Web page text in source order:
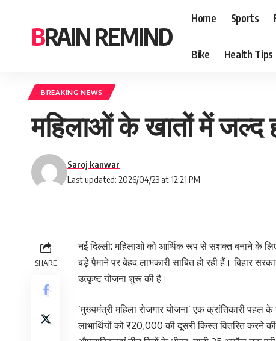
BRAIN REMIND
Home Sports
Bike Health Tips
BREAKING NEWS
महिलाओं के खातों में जल्द
Last updated: 2026/04/23 at 12:21 PM
Saroj kanwar
SHARE
नई दिल्ली: महिलाओं को आर्थिक रूप से सशक्त बनाने के
बड़े पैमाने पर बेहद लाभकारी साबित हो रही हैं। बिहार
उत्कृष्ट योजना शुरू की है।
‘मुख्यमंत्री महिला रोजगार योजना’ एक क्रांतिकारी
लाभार्थियों को ₹20,000 की दूसरी किस्त वितरित करने